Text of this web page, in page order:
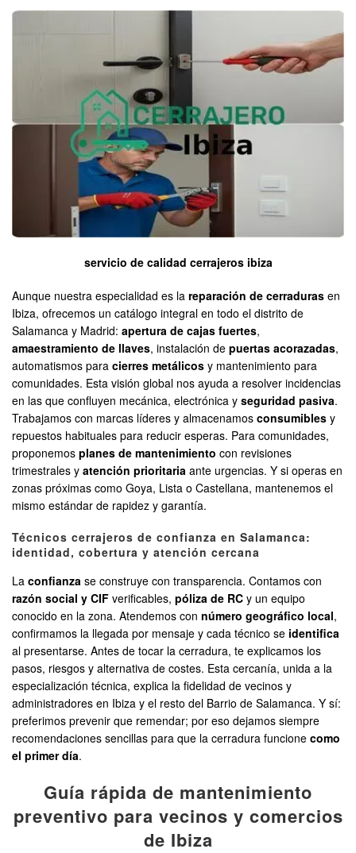
servicio de calidad cerrajeros ibiza
Aunque nuestra especialidad es la reparación de cerraduras en
Ibiza, ofrecemos un catálogo integral en todo el distrito de
Salamanca y Madrid: apertura de cajas fuertes,
amaestramiento de llaves, instalación de puertas acorazadas,
automatismos para cierres metálicos y mantenimiento para
comunidades. Esta visión global nos ayuda a resolver incidencias
en las que confluyen mecánica, electrónica y seguridad pasiva.
Trabajamos con marcas líderes y almacenamos consumibles y
repuestos habituales para reducir esperas. Para comunidades,
proponemos planes de mantenimiento con revisiones
trimestrales y atención prioritaria ante urgencias. Y si operas en
zonas próximas como Goya, Lista o Castellana, mantenemos el
mismo estándar de rapidez y garantía.
Técnicos cerrajeros de confianza en Salamanca:
identidad, cobertura y atención cercana
La confianza se construye con transparencia. Contamos con
razón social y CIF verificables, póliza de RC y un equipo
conocido en la zona. Atendemos con número geográfico local,
confirmamos la llegada por mensaje y cada técnico se identifica
al presentarse. Antes de tocar la cerradura, te explicamos los
pasos, riesgos y alternativa de costes. Esta cercanía, unida a la
especialización técnica, explica la fidelidad de vecinos y
administradores en Ibiza y el resto del Barrio de Salamanca. Y sí:
preferimos prevenir que remendar; por eso dejamos siempre
recomendaciones sencillas para que la cerradura funcione como
el primer día.
Guía rápida de mantenimiento
preventivo para vecinos y comercios
de Ibiza